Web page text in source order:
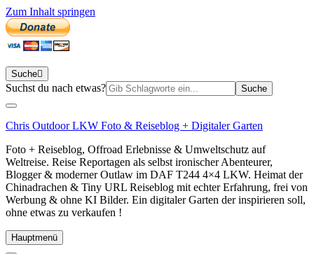
Zum Inhalt springen
Suche
Suchen
Suchst du nach etwas?
Chris Outdoor LKW Foto & Reiseblog + Digitaler Garten
Foto + Reiseblog, Offroad Erlebnisse & Umweltschutz auf
Weltreise. Reise Reportagen als selbst ironischer Abenteurer,
Blogger & moderner Outlaw im DAF T244 4×4 LKW. Heimat der
Chinadrachen & Tiny URL Reiseblog mit echter Erfahrung, frei von
Werbung & ohne KI Bilder. Ein digitaler Garten der inspirieren soll,
ohne etwas zu verkaufen !
Hauptmenü